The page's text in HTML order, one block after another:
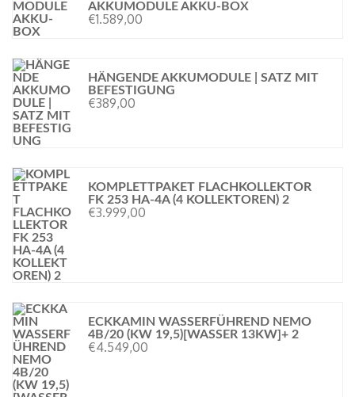
AKKUMODULE AKKU-BOX
€1.589,00
HÄNGENDE AKKUMODULE | SATZ MIT
BEFESTIGUNG
€389,00
KOMPLETTPAKET FLACHKOLLEKTOR
FK 253 HA-4A (4 KOLLEKTOREN) 2
€3.999,00
ECKKAMIN WASSERFÜHREND NEMO
4B/20 (KW 19,5)[WASSER 13KW]+ 2
€4.549,00